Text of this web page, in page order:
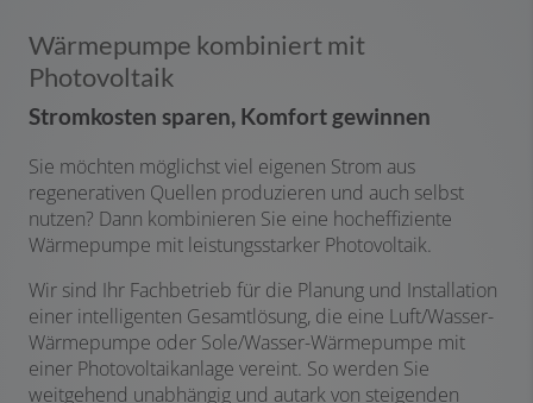
Wärmepumpe kombiniert mit
Photovoltaik
Stromkosten sparen, Komfort gewinnen
Sie möchten möglichst viel eigenen Strom aus
regenerativen Quellen produzieren und auch selbst
nutzen? Dann kombinieren Sie eine hocheffiziente
Wärmepumpe mit leistungsstarker Photovoltaik.
Wir sind Ihr Fachbetrieb für die Planung und Installation
einer intelligenten Gesamtlösung, die eine Luft/Wasser-
Wärmepumpe oder Sole/Wasser-Wärmepumpe mit
einer Photovoltaikanlage vereint. So werden Sie
weitgehend unabhängig und autark von steigenden